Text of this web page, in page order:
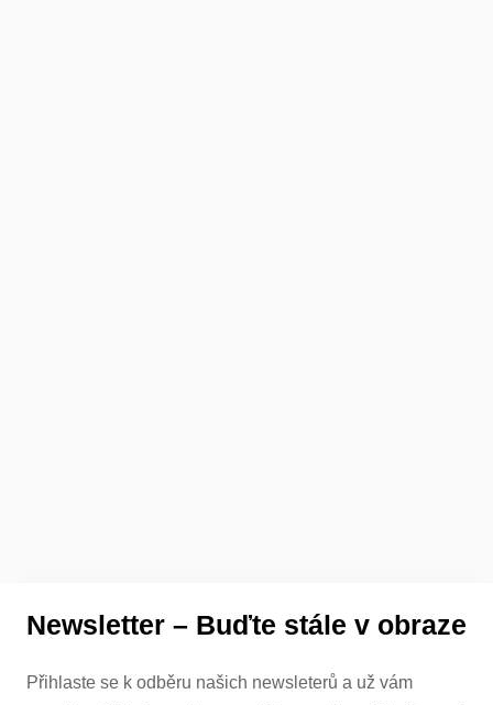
Newsletter – Buďte stále v obraze
Přihlaste se k odběru našich newsleterů a už vám